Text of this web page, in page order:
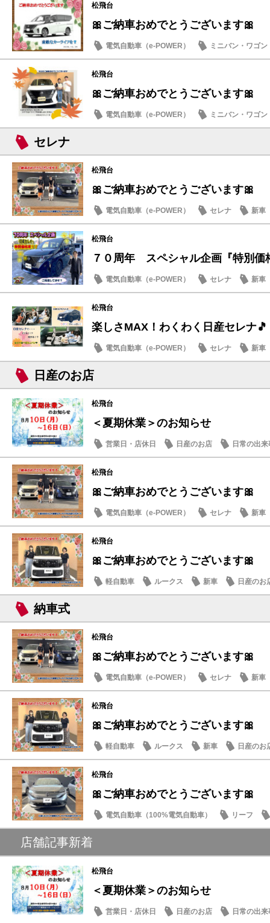
松飛台
🎀ご納車おめでとうございます🎀
電気自動車（e-POWER）
ミニバン・ワゴン
納車式
松飛台
🎀ご納車おめでとうございます🎀
電気自動車（e-POWER）
ミニバン・ワゴン
納車式
セレナ
松飛台
🎀ご納車おめでとうございます🎀
電気自動車（e-POWER） セレナ 新車
松飛台
７０周年 スペシャル企画『特別価
電気自動車（e-POWER） セレナ
新車
日産のお店
松飛台
楽しさMAX！わくわく日産セレナ🎵
電気自動車（e-POWER） セレナ
新車
日産のお店
日産のお店
松飛台
＜夏期休業＞のお知らせ
営業日・店休日 日産のお店 日常の出来
松飛台
🎀ご納車おめでとうございます🎀
電気自動車（e-POWER） セレナ 新車
松飛台
🎀ご納車おめでとうございます🎀
軽自動車 ルークス 新車 日産のお
納車式
松飛台
🎀ご納車おめでとうございます🎀
電気自動車（e-POWER） セレナ 新車
松飛台
🎀ご納車おめでとうございます🎀
軽自動車 ルークス 新車 日産のお
松飛台
🎀ご納車おめでとうございます🎀
電気自動車（100%電気自動車） リーフ
店舗記事新着
松飛台
＜夏期休業＞のお知らせ
営業日・店休日 日産のお店 日常の出来